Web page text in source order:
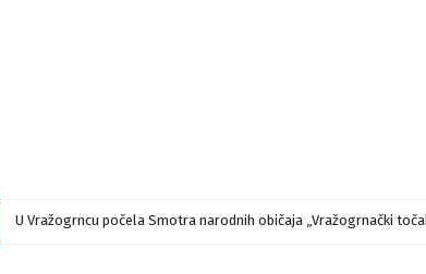
U Vražogrncu počela Smotra narodnih običaja „Vražogrnački